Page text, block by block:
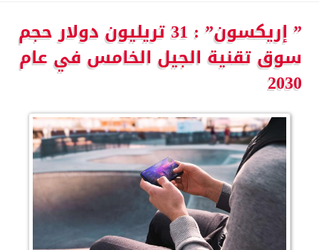
” إريكسون” : 31 تريليون دولار حجم
سوق تقنية الجيل الخامس في عام
2030